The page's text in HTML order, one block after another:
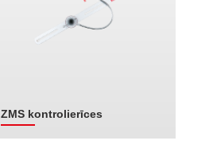
ZMS kontrolierīces